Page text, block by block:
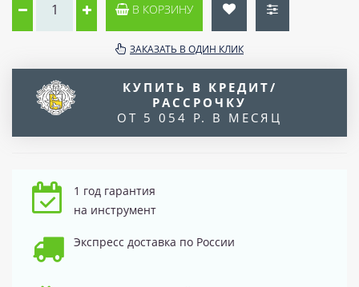
В КОРЗИНУ
ЗАКАЗАТЬ В ОДИН КЛИК
КУПИТЬ В КРЕДИТ/
РАССРОЧКУ
ОТ 5 054 Р. В МЕСЯЦ
1 год гарантия
на инструмент
Экспресс доставка по России